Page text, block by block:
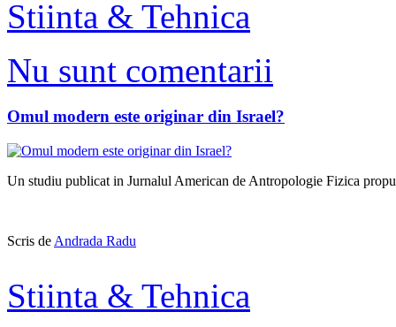
Stiinta & Tehnica
Nu sunt comentarii
Omul modern este originar din Israel?
Un studiu publicat in Jurnalul American de Antropologie Fizica
Scris de Andrada Radu
Stiinta & Tehnica